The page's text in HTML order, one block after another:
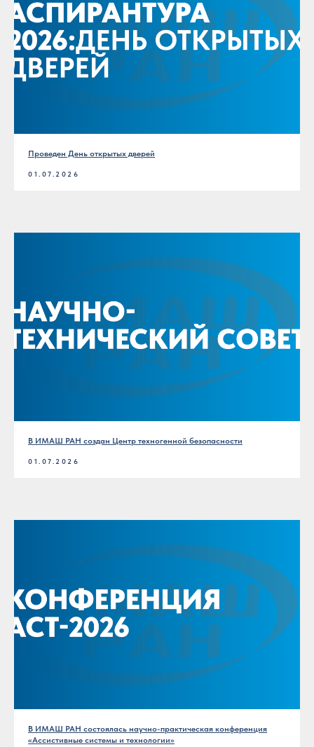
Проведен День открытых дверей
01.07.2026
В ИМАШ РАН создан Центр техногенной безопасности
01.07.2026
В ИМАШ РАН состоялась научно-практическая конференция
«Ассистивные системы и технологии»